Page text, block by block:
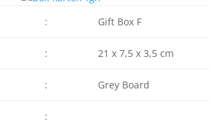
: Gift Box F
: 21 x 7,5 x 3,5 cm
: Grey Board
: